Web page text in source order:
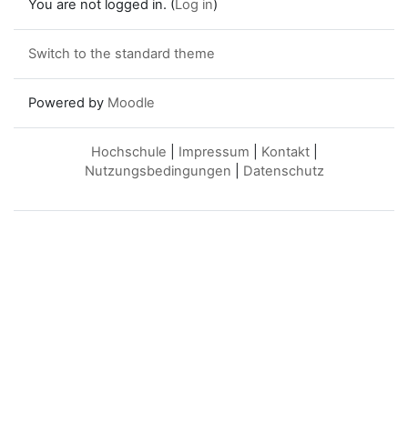
You are not logged in. (Log in)
Switch to the standard theme
Powered by Moodle
Hochschule Impressum Kontakt|
Nutzungsbedingungen
Datenschutz